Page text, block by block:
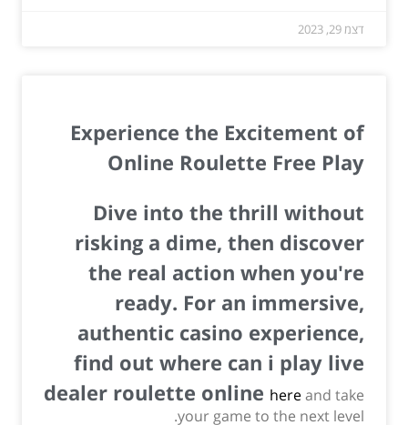
דצמ 29, 2023
Experience the Excitement of
Online Roulette Free Play
Dive into the thrill without
risking a dime, then discover
the real action when you're
ready. For an immersive,
authentic casino experience,
find out where can i play live
dealer roulette online hereand take
your game to the next level.